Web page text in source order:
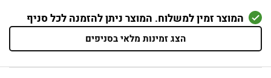
המוצר זמין למשלוח. המוצר ניתן להזמנה לכל סניף
הצג זמינות מלאי בסניפים